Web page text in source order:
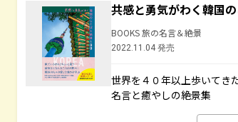
共感と勇気がわく韓国
BOOKS 旅の名言＆絶景
2022.11.04 発売
世界を４０年以上歩いてき
名言と癒やしの絶景集